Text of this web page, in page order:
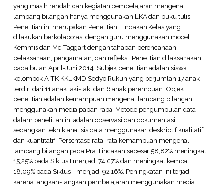
yang masih rendah dan kegiatan pembelajaran mengenal
lambang bilangan hanya menggunakan LKA dan buku tulis.
Penelitian ini merupakan Penelitian Tindakan Kelas yang
dilakukan berkolaborasi dengan guru menggunakan model
Kemmis dan Mc Taggart dengan tahapan perencanaan,
pelaksanaan, pengamatan, dan refleksi. Penelitian dilaksanakan
pada bulan April-Juni 2014. Subjek penelitian adalah siswa
kelompok A TK KKLKMD Sedyo Rukun yang berjumlah 17 anak
terdiri dari 11 anak laki-laki dan 6 anak perempuan. Objek
penelitian adalah kemampuan mengenal lambang bilangan
menggunakan media papan raba. Metode pengumpulan data
dalam penelitian ini adalah observasi dan dokumentasi,
sedangkan teknik analisis data menggunakan deskriptif kualitatif
dan kuantitatif. Persentase rata-rata kemampuan mengenal
lambang bilangan pada Pra Tindakan sebesar 58,82% meningkat
15,25% pada Siklus I menjadi 74,07% dan meningkat kembali
18,09% pada Siklus II menjadi 92,16%. Peningkatan ini terjadi
karena langkah-langkah pembelajaran menggunakan media